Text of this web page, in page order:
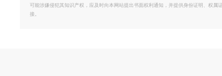
可能涉嫌侵犯其知识产权，应及时向本网站提出书面权利通知，并提供身份证明、权
接。